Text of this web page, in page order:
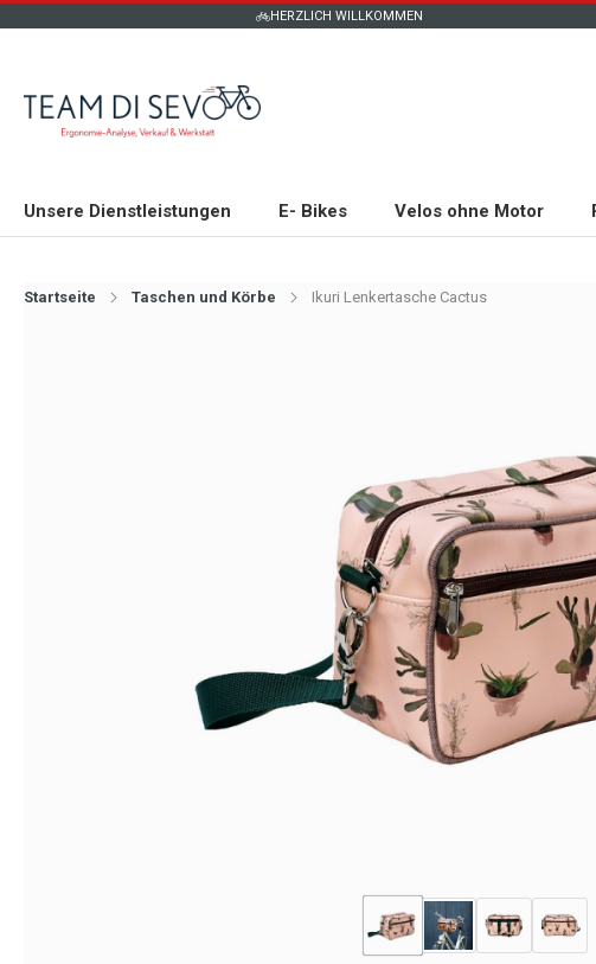
HERZLICH WILLKOMMEN
Unsere Dienstleistungen E- Bikes Velos ohne Motor
Startseite Taschen und Körbe Ikuri Lenkertasche Cactus